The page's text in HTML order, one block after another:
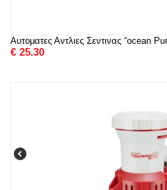
Αυτοματες Αντλιες Σεντινας “ocean
€ 25.30